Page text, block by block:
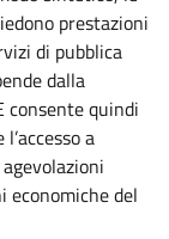
prestazioni
di pubblica
dalla
consente quindi
a
del